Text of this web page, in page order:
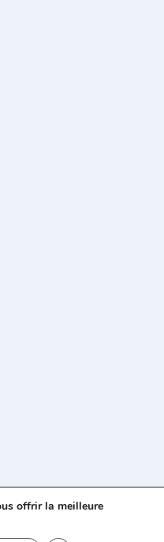
Mentions
offrir la meilleure